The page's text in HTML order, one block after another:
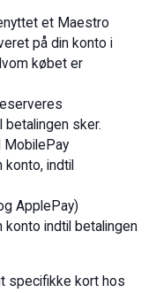
et Maestro
på din konto i
købet er
betalingen sker.
MobilePay
indtil
ApplePay)
indtil betalingen
specifikke kort hos